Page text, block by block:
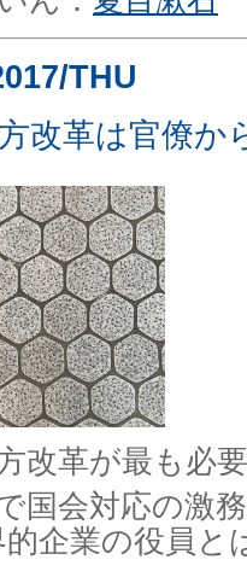
THU
改革は官僚か
改革が最も必
国会対応の激
的企業の役員と